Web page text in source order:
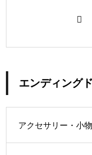
エンディング
アクセサリー・小物